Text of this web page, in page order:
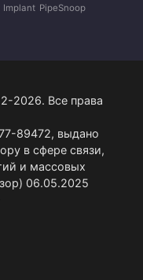
Implant PipeSnoop
2026. Все права
89472, выдано
в сфере связи,
и массовых
06.05.2025